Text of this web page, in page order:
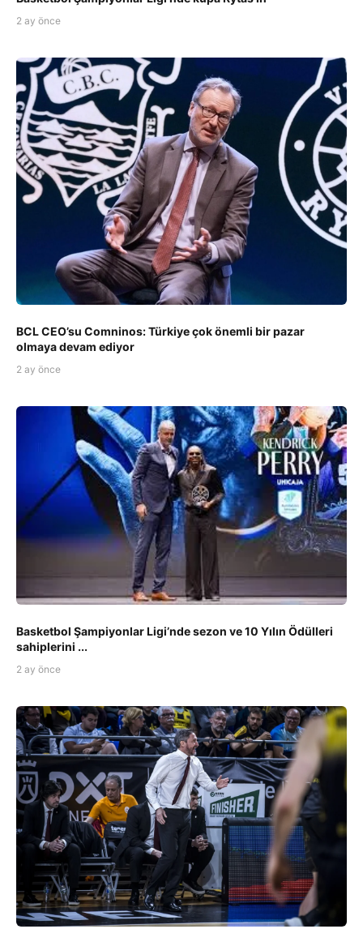
2 ay önce
BCL CEO’su Comninos: Türkiye çok önemli bir pazar
olmaya devam ediyor
2 ay önce
Basketbol Şampiyonlar Ligi’nde sezon ve 10 Yılın Ödülleri
sahiplerini ...
2 ay önce